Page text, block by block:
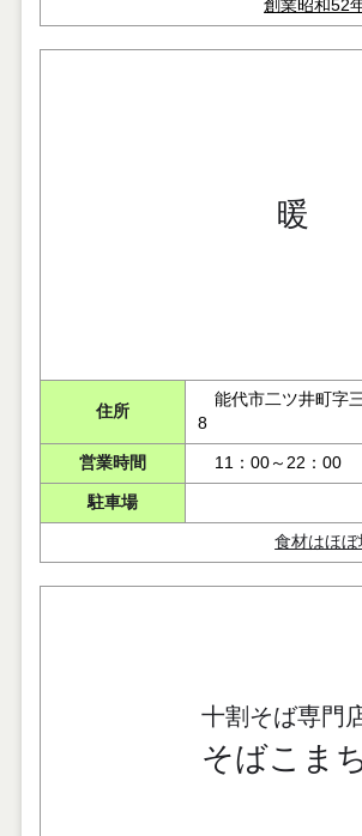
創業昭和52
暖
住所
能代市二ツ井町字
8
営業時間 11：00～22：00
駐車場
食材はほ
十割そば専門
そばこま